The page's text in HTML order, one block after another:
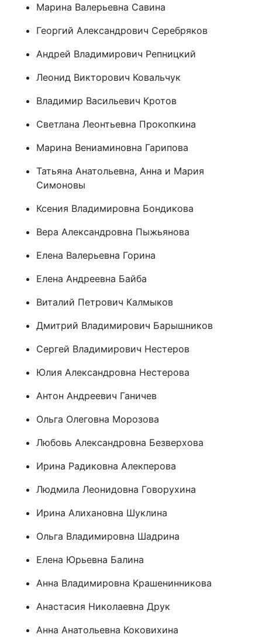
Марина Валерьевна Савина
Георгий Александрович Серебряков
Андрей Владимирович Репницкий
Леонид Викторович Ковальчук
Владимир Васильевич Кротов
Светлана Леонтьевна Прокопкина
Марина Вениаминовна Гарипова
Татьяна Анатольевна, Анна и Мария
Симоновы
Ксения Владимировна Бондикова
Вера Александровна Пыжьянова
Елена Валерьевна Горина
Елена Андреевна Байба
Виталий Петрович Калмыков
Дмитрий Владимирович Барышников
Сергей Владимирович Нестеров
Юлия Александровна Нестерова
Антон Андреевич Ганичев
Ольга Олеговна Морозова
Любовь Александровна Безверхова
Ирина Радиковна Алекперова
Людмила Леонидовна Говорухина
Ирина Алихановна Шуклина
Ольга Владимировна Шадрина
Елена Юрьевна Балина
Анна Владимировна Крашенинникова
Анастасия Николаевна Друк
Анна Анатольевна Коковихина